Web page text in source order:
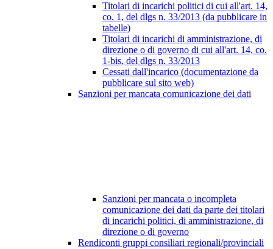
Titolari di incarichi politici di cui all'art. 14,
co. 1, del dlgs n. 33/2013 (da pubblicare in
tabelle)
Titolari di incarichi di amministrazione, di
direzione o di governo di cui all'art. 14, co.
1-bis, del dlgs n. 33/2013
Cessati dall'incarico (documentazione da
pubblicare sul sito web)
Sanzioni per mancata comunicazione dei dati
Sanzioni per mancata o incompleta
comunicazione dei dati da parte dei titolari
di incarichi politici, di amministrazione, di
direzione o di governo
Rendiconti gruppi consiliari regionali/provinciali